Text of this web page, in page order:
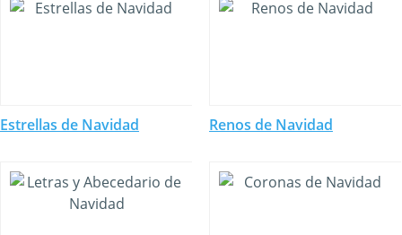
Estrellas de Navidad Renos de Navidad